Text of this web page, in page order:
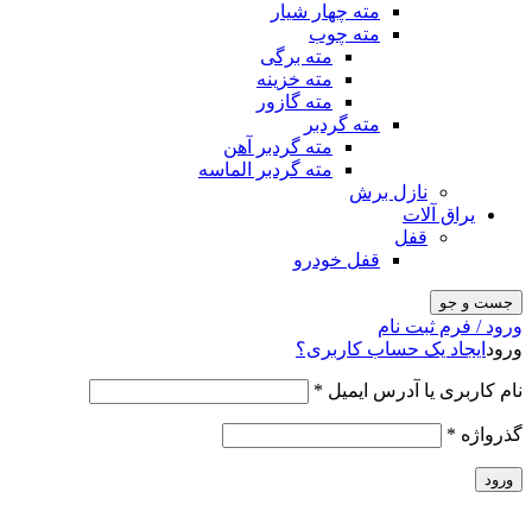
مته چهار شیار
مته چوب
مته برگی
مته خزینه
مته گازور
مته گردبر
مته گردبر آهن
مته گردبر الماسه
نازل برش
یراق آلات
قفل
قفل خودرو
جست و جو
ورود / فرم ثبت نام
ورود ایجاد یک حساب کاربری؟
نام کاربری یا آدرس ایمیل *
گذرواژه *
ورود